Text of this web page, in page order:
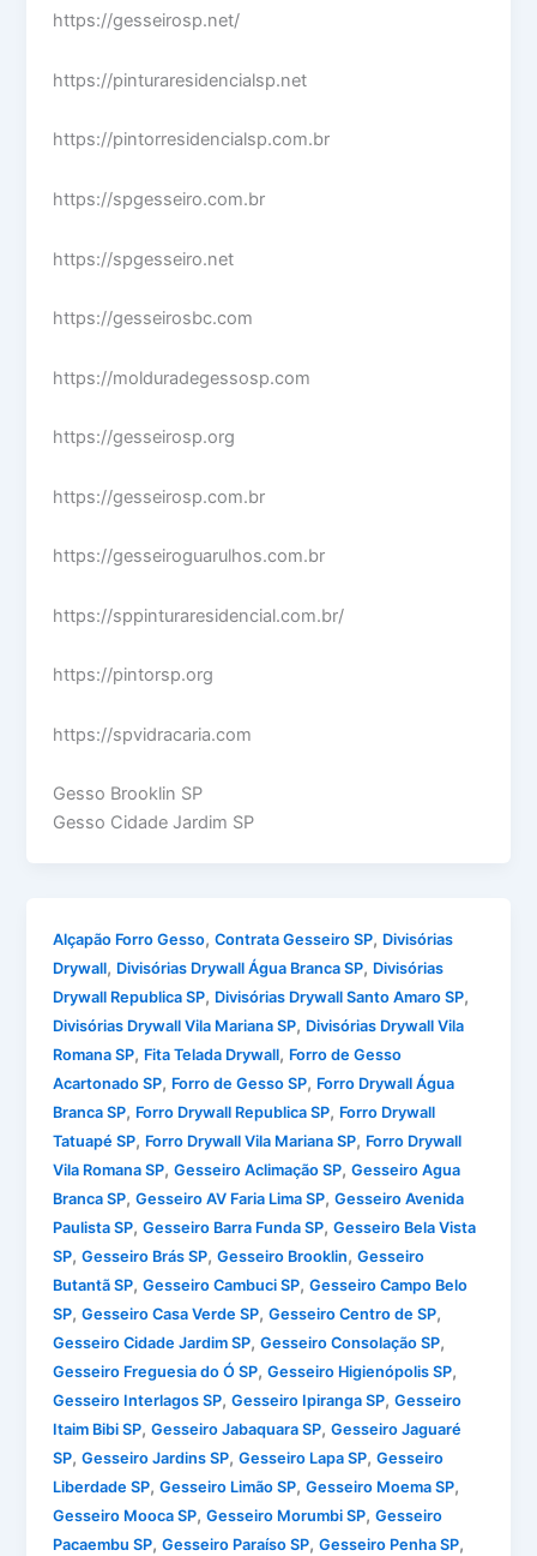
https://gesseirosp.net/
https://pinturaresidencialsp.net
https://pintorresidencialsp.com.br
https://spgesseiro.com.br
https://spgesseiro.net
https://gesseirosbc.com
https://molduradegessosp.com
https://gesseirosp.org
https://gesseirosp.com.br
https://gesseiroguarulhos.com.br
https://sppinturaresidencial.com.br/
https://pintorsp.org
https://spvidracaria.com
Gesso Brooklin SP
Gesso Cidade Jardim SP
Alçapão Forro Gesso,Contrata Gesseiro SP, Divisórias
Drywall, Divisórias Drywall Água Branca SP, Divisórias
Drywall Republica SP, Divisórias Drywall Santo Amaro SP,
Divisórias Drywall Vila Mariana SP, Divisórias Drywall Vila
Romana SP, Fita Telada Drywall, Forro de Gesso
Acartonado SP, Forro de Gesso SP, Forro Drywall Água
Branca SP, Forro Drywall Republica SP, Forro Drywall
Tatuapé SP, Forro Drywall Vila Mariana SP, Forro Drywall
Vila Romana SP,Gesseiro Aclimação SP,Gesseiro Agua
Branca SP,Gesseiro AV Faria Lima SP,Gesseiro Avenida
Paulista SP,Gesseiro Barra Funda SP,Gesseiro Bela Vista
SP,Gesseiro Brás SP,Gesseiro Brooklin,Gesseiro
Butantã SP,Gesseiro Cambuci SP,Gesseiro Campo Belo
SP,Gesseiro Casa Verde SP,Gesseiro Centro de SP,
Gesseiro Cidade Jardim SP,Gesseiro Consolação SP,
Gesseiro Freguesia do Ó SP,Gesseiro Higienópolis SP,
Gesseiro Interlagos SP,Gesseiro Ipiranga SP,Gesseiro
Itaim Bibi SP,Gesseiro Jabaquara SP,Gesseiro Jaguaré
SP,Gesseiro Jardins SP,Gesseiro Lapa SP,Gesseiro
Liberdade SP,Gesseiro Limão SP,Gesseiro Moema SP,
Gesseiro Mooca SP,Gesseiro Morumbi SP,Gesseiro
Pacaembu SP,Gesseiro Paraíso SP,Gesseiro Penha SP,